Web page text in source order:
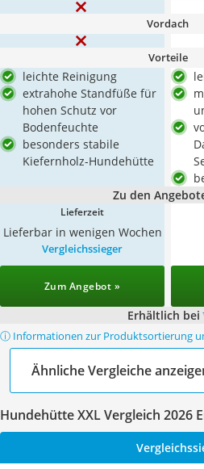
Vordach
Vorteile
leichte Reinigung
extrahohe Standfüße für
hohen Schutz vor
Bodenfeuchte
besonders stabile
Kiefernholz-Hundehütte
Zu den
Lieferzeit
Lieferbar in wenigen Wochen
Vergleichssieger
Zum Angebot »
Erhältlich bei
ⓘ Informationen zur Produktsortierung
Ähnliche Vergleiche
Hundehütte XXL Vergleich 2026